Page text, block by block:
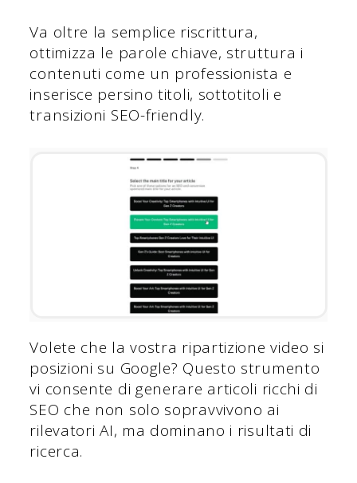
Va oltre la semplice riscrittura,
ottimizza le parole chiave, struttura i
contenuti come un professionista e
inserisce persino titoli, sottotitoli e
transizioni SEO-friendly.
Volete che la vostra ripartizione video si
posizioni su Google? Questo strumento
vi consente di generare articoli ricchi di
SEO che non solo sopravvivono ai
rilevatori AI, ma dominano i risultati di
ricerca.